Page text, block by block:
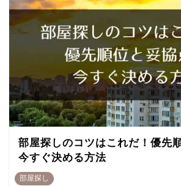
部屋探し
部屋探しのコツはこれだ！優先
今すぐ決める方法